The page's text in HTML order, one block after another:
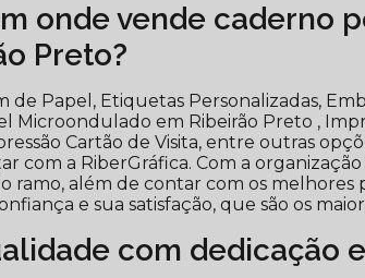
onde vende caderno
Preto?
de Papel, Etiquetas Personalizadas,
Microondulado em Ribeirão Preto ,
Cartão de Visita, entre outras
com a RiberGráfica. Com a
ramo, além de contar com os melhores
e sua satisfação, que são os
com dedicação